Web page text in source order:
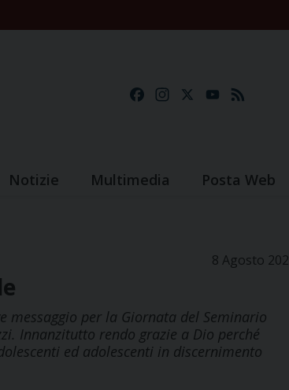
FacebookInstagramYouTube
Notizie Multimedia Posta Web
8 Agosto
messaggio per la Giornata del Seminario
Innanzitutto rendo grazie a Dio perché
ed adolescenti in discernimento